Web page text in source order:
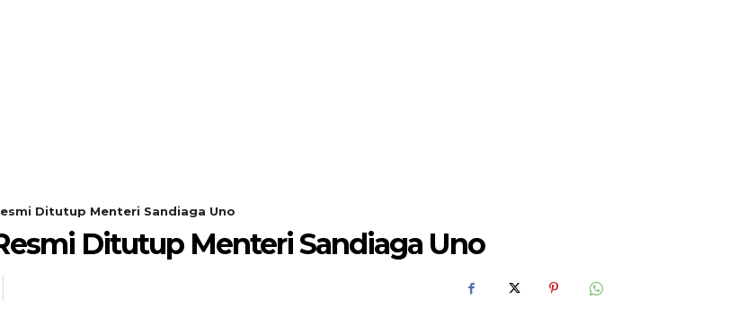
Ditutup Menteri Sandiaga Uno
Ditutup Menteri Sandiaga Uno